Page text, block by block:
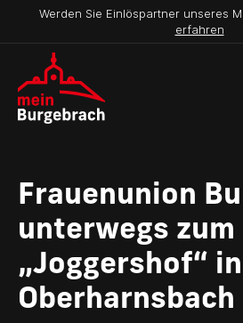
Werden Sie Einlöspartner unseres
erfahren
Frauenunion
unterwegs zum
„Joggershof“ in
Oberharnsbach